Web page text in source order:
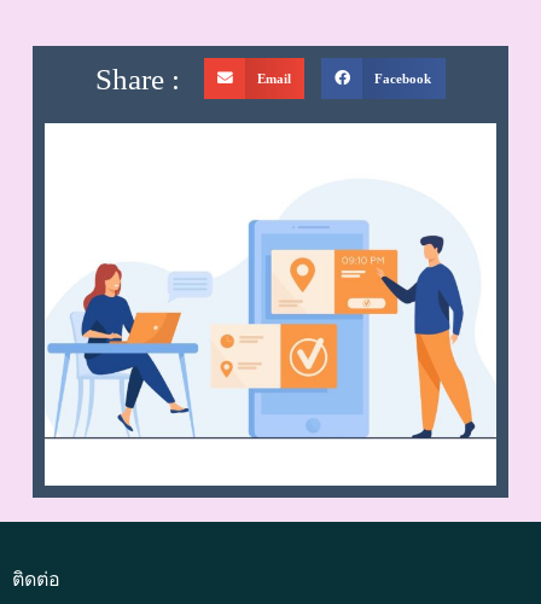
Share : Email Facebook
ติดต่อ